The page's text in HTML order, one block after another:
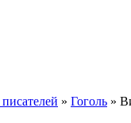
» Гоголь »